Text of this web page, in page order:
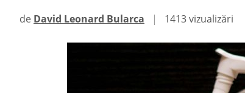
de David Leonard Bularca | 1413 vizualizări